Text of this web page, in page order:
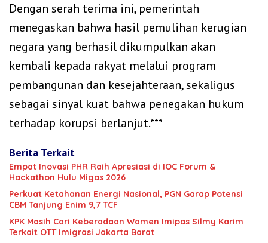
Dengan serah terima ini, pemerintah
menegaskan bahwa hasil pemulihan kerugian
negara yang berhasil dikumpulkan akan
kembali kepada rakyat melalui program
pembangunan dan kesejahteraan, sekaligus
sebagai sinyal kuat bahwa penegakan hukum
terhadap korupsi berlanjut.***
Berita Terkait
‎Empat Inovasi PHR Raih Apresiasi di IOC Forum &
Hackathon Hulu Migas 2026
Perkuat Ketahanan Energi Nasional, PGN Garap Potensi
CBM Tanjung Enim 9,7 TCF
KPK Masih Cari Keberadaan Wamen Imipas Silmy Karim
Terkait OTT Imigrasi Jakarta Barat